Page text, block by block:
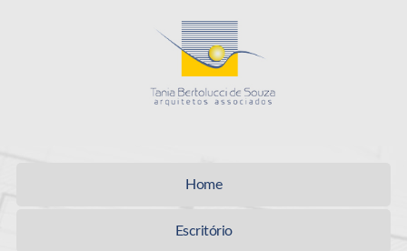
Home
Escritório